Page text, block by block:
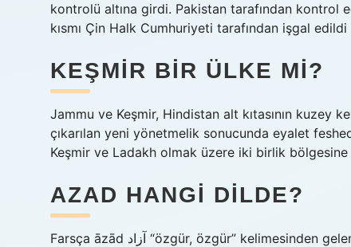
kontrolü altına girdi. Pakistan tarafından kontrol
kısmı Çin Halk Cumhuriyeti tarafından işgal
KEŞMIR BIR ÜLKE MI?
Jammu ve Keşmir, Hindistan alt kıtasının kuzey
çıkarılan yeni yönetmelik sonucunda eyalet
Keşmir ve Ladakh olmak üzere iki birlik
AZAD HANGI DILDE?
Farsça āzād آزاد “özgür, özgür” kelimesinden gelen bir ödünç kelimedir. Bu kelime Orta Farsça āzāt “1. soylu,